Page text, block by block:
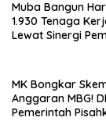
Muba Bangun
1.930 Tenaga
Lewat Sinergi
MK Bongkar
Anggaran MBG!
Pemerintah